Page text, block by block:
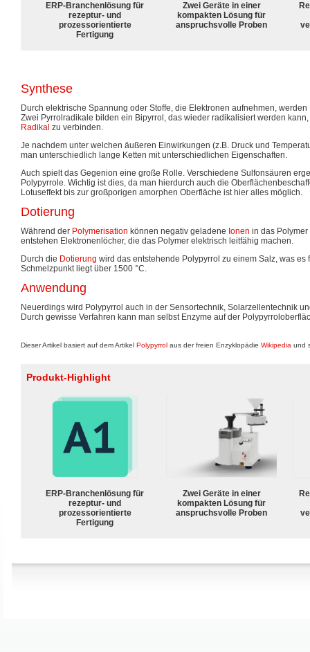
ERP-Branchenlösung für
rezeptur- und
prozessorientierte
Fertigung
Zwei Geräte in einer
kompakten Lösung für
anspruchsvolle Proben
Synthese
Durch elektrische Spannung oder Stoffe, die Elektronen aufnehmen, werden
Zwei Pyrrolradikale bilden ein Bipyrrol, das wieder radikalisiert werden
Radikal zu verbinden.
Je nachdem unter welchen äußeren Einwirkungen (z.B. Druck und
man unterschiedlich lange Ketten mit unterschiedlichen Eigenschaften.
Auch spielt das Gegenion eine große Rolle. Verschiedene Sulfonsäuren
Polypyrrole. Wichtig ist dies, da man hierdurch auch die
Lotuseffekt bis zur großporigen amorphen Oberfläche ist hier alles möglich.
Dotierung
Während der Polymerisation können negativ geladene Ionen in das
entstehen Elektronenlöcher, die das Polymer elektrisch leitfähig machen.
Durch die Dotierung wird das entstehende Polypyrrol zu einem Salz, was es
Schmelzpunkt liegt über 1500 °C.
Anwendung
Neuerdings wird Polypyrrol auch in der Sensortechnik, Solarzellentechnik
Durch gewisse Verfahren kann man selbst Enzyme auf der
Dieser Artikel basiert auf dem Artikel Polypyrrol aus der freien Enzyklopädie Wikipedia und
Produkt-Highlight
ERP-Branchenlösung für
rezeptur- und
prozessorientierte
Fertigung
Zwei Geräte in einer
kompakten Lösung für
anspruchsvolle Proben